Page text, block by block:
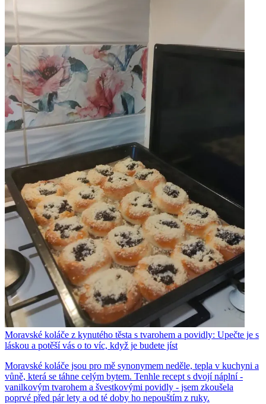
Moravské koláče z kynutého těsta s tvarohem a povidly: Upečte je s
láskou a potěší vás o to víc, když je budete jíst
Moravské koláče jsou pro mě synonymem neděle, tepla v kuchyni a
vůně, která se táhne celým bytem. Tenhle recept s dvojí náplní -
vanilkovým tvarohem a švestkovými povidly - jsem zkoušela
poprvé před pár lety a od té doby ho nepouštím z ruky.